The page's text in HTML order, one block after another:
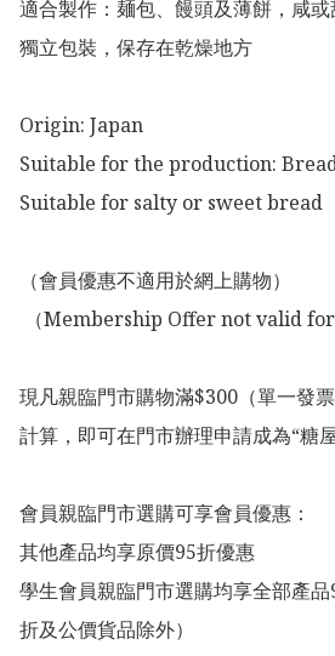
適合製作：麺包、饅頭及薄餅，咸
獨立包裝，保存在乾燥地方
Origin: Japan
Suitable for the production: Bread
Suitable for salty or sweet bread
（會員優惠不適用於網上購物）
現凡親臨門市購物滿$300（單一發
計算，即可在門市辦理申請成為“糖
會員親臨門市選購可享會員優惠：
其他產品均享原價95折優惠
學生會員親臨門市選購均享全部產
折及公價貨品除外）